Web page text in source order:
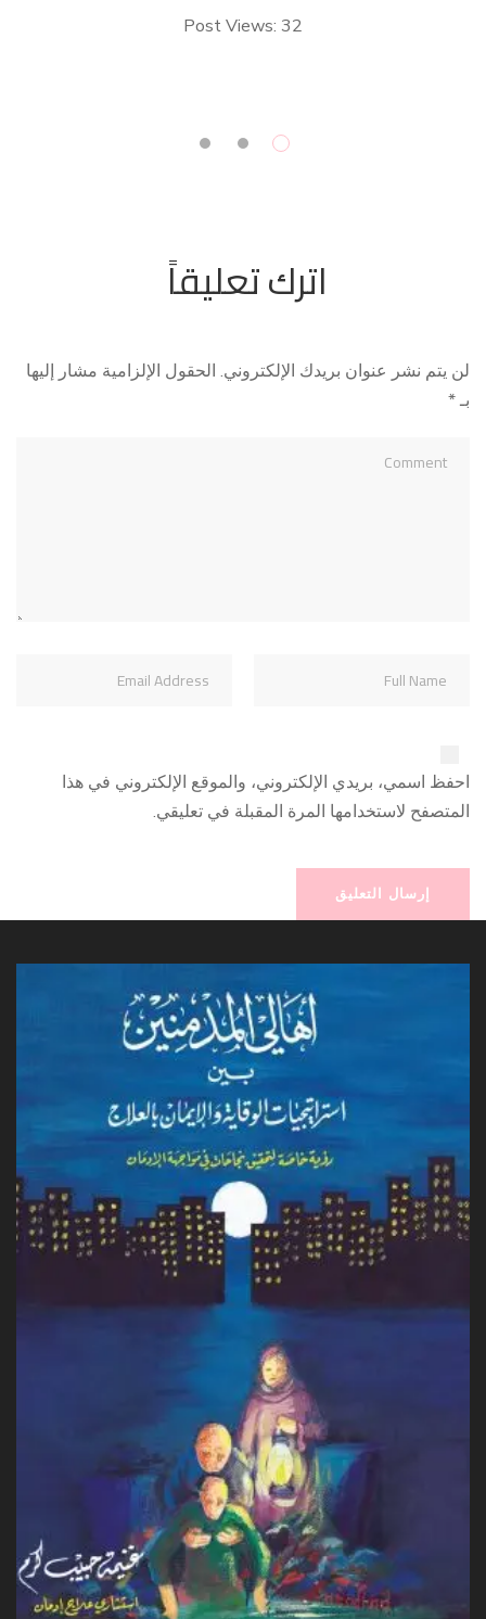
Post Views: 32
اترك تعليقاً
لن يتم نشر عنوان بريدك الإلكتروني. الحقول الإلزامية مشار إليها
بـ*
احفظ اسمي، بريدي الإلكتروني، والموقع الإلكتروني في هذا
المتصفح لاستخدامها المرة المقبلة في تعليقي.